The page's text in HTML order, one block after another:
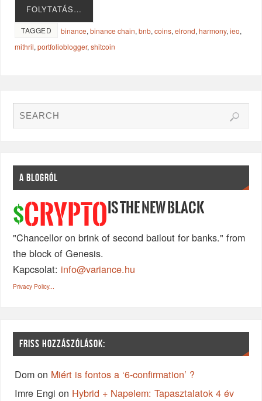
FOLYTATÁS…
TAGGED binance,binance chain,bnb,coins,elrond,harmony,ieo,
mithril,portfolioblogger,shitcoin
A BLOGRÓL
$CRYPTO IS THE NEW BLACK
"Chancellor on brink of second bailout for banks." from
the block of Genesis.
Kapcsolat: info@variance.hu
Privacy Policy...
FRISS HOZZÁSZÓLÁSOK:
Dom on Miért is fontos a ‘6-confirmation’ ?
Imre Engi on Hybrid + Napelem: Tapasztalatok 4 év